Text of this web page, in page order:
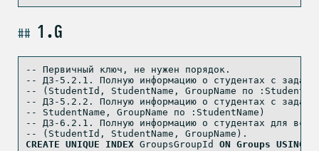
1.G
-- Первичный ключ, не нужен порядок.
-- ДЗ-5.2.1. Полную информацию о студентах с
-- (StudentId, StudentName, GroupName по
-- ДЗ-5.2.2. Полную информацию о студентах с
-- StudentName, GroupName по :StudentName)
-- ДЗ-6.2.1. Полную информацию о студентах для всех
-- (StudentId, StudentName, GroupName).
CREATE UNIQUE INDEX GroupsGroupId ON Groups USING